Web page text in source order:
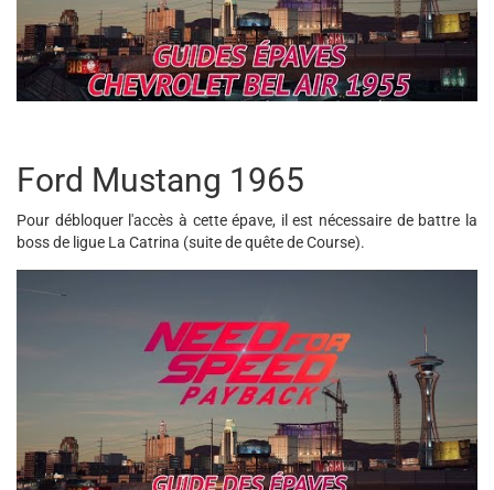
Ford Mustang 1965
Pour débloquer l'accès à cette épave, il est nécessaire de battre la
boss de ligue La Catrina (suite de quête de Course).